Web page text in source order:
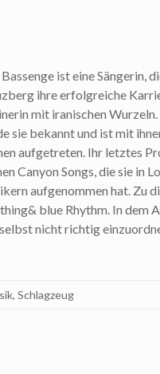
Bassenge ist eine Sängerin,
ihre erfolgreiche
mit iranischen
sie bekannt und ist mit
aufgetreten. Ihr letztes
Canyon Songs, die sie in
aufgenommen hat. Zu
blue Rhythm. In dem
nicht richtig
, Schlagzeug